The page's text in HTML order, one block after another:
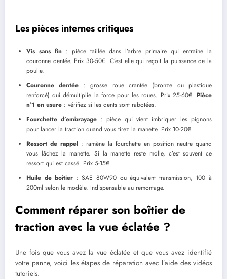
Les pièces internes critiques
Vis sans fin: pièce taillée dans l’arbre primaire qui entraîne la
couronne dentée. Prix 30-50€. C’est elle qui reçoit la puissance de la
poulie.
Couronne dentée : grosse roue crantée (bronze ou plastique
renforcé) qui démultiplie la force pour les roues. Prix 25-60€. Pièce
n°1 en usure : vérifiez si les dents sont rabotées.
Fourchette d’embrayage : pièce qui vient imbriquer les pignons
pour lancer la traction quand vous tirez la manette. Prix 10-20€.
Ressort de rappel : ramène la fourchette en position neutre quand
vous lâchez la manette. Si la manette reste molle, c’est souvent ce
ressort qui est cassé. Prix 5-15€.
Huile de boîtier : SAE 80W90 ou équivalent transmission, 100 à
200ml selon le modèle. Indispensable au remontage.
Comment réparer son boîtier de
traction avec la vue éclatée ?
Une fois que vous avez la vue éclatée et que vous avez identifié
votre panne, voici les étapes de réparation avec l’aide des vidéos
tutoriels.